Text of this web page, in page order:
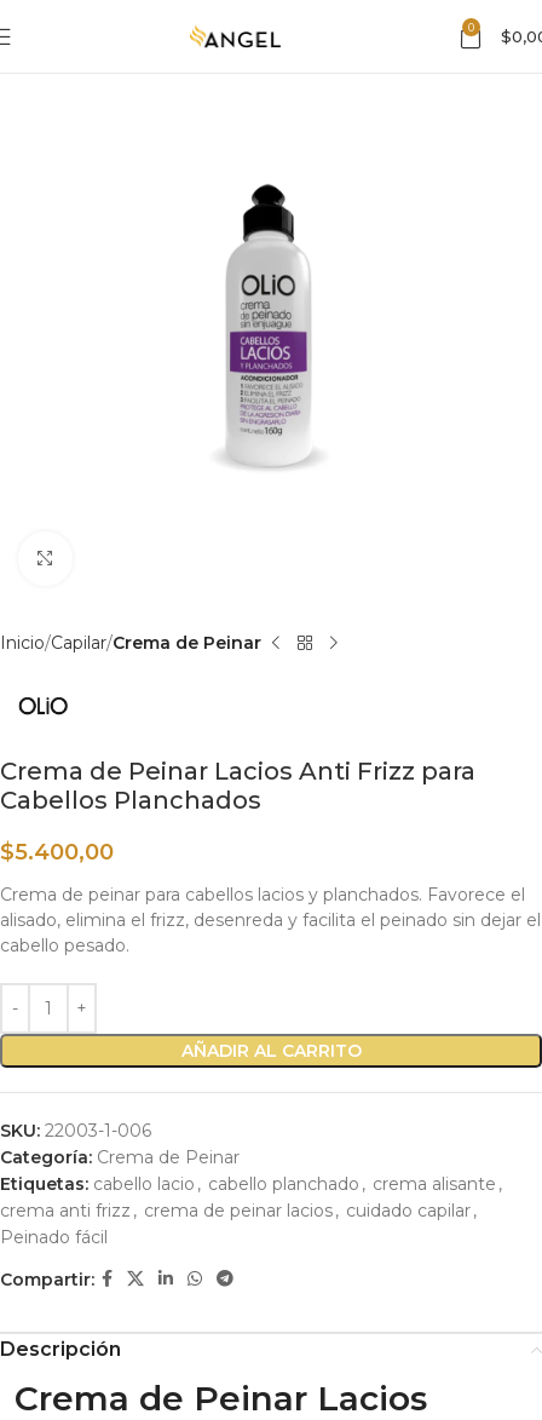
0 $
Inicio Capilar Crema de Peinar
Crema de Peinar Lacios Anti Frizz para
Cabellos Planchados
$5.400,00
Crema de peinar para cabellos lacios y planchados. Favorece el
alisado, elimina el frizz, desenreda y facilita el peinado sin dejar el
cabello pesado.
AÑADIR AL CARRITO
SKU: 22003-1-006
Categoría: Crema de Peinar
Etiquetas: cabello lacio , cabello planchado , crema alisante ,
crema anti frizz , crema de peinar lacios, cuidado capilar,
Peinado fácil
Compartir:
Descripción
Crema de Peinar Lacios